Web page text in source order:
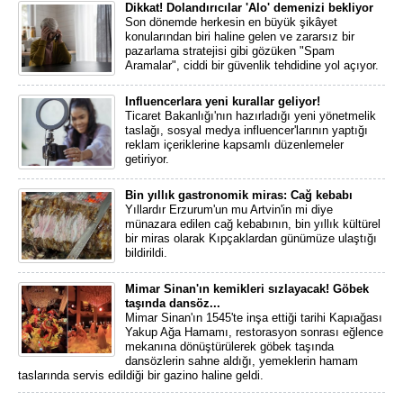
Dikkat! Dolandırıcılar 'Alo' demenizi bekliyor
Son dönemde herkesin en büyük şikâyet
konularından biri haline gelen ve zararsız bir
pazarlama stratejisi gibi gözüken "Spam
Aramalar", ciddi bir güvenlik tehdidine yol açıyor.
Influencerlara yeni kurallar geliyor!
Ticaret Bakanlığı'nın hazırladığı yeni yönetmelik
taslağı, sosyal medya influencer'larının yaptığı
reklam içeriklerine kapsamlı düzenlemeler
getiriyor.
Bin yıllık gastronomik miras: Cağ kebabı
Yıllardır Erzurum'un mu Artvin'in mi diye
münazara edilen cağ kebabının, bin yıllık kültürel
bir miras olarak Kıpçaklardan günümüze ulaştığı
bildirildi.
Mimar Sinan'ın kemikleri sızlayacak! Göbek
taşında dansöz...
Mimar Sinan'ın 1545'te inşa ettiği tarihi Kapıağası
Yakup Ağa Hamamı, restorasyon sonrası eğlence
mekanına dönüştürülerek göbek taşında
dansözlerin sahne aldığı, yemeklerin hamam
taslarında servis edildiği bir gazino haline geldi.